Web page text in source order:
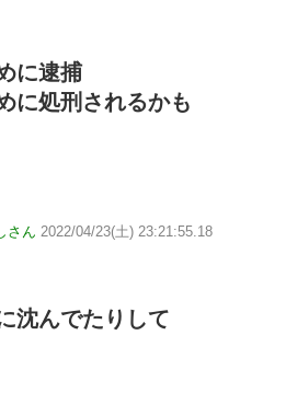
に逮捕
に処刑されるかも
さん 2022/04/23(土) 23:21:55.18
沈んでたりして